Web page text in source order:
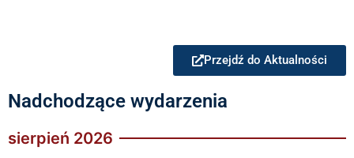
Przejdź do Aktualności
Nadchodzące wydarzenia
sierpień 2026